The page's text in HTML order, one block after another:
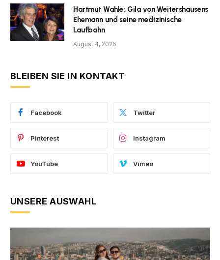
Hartmut Wahle: Gila von Weitershausens
Ehemann und seine medizinische
Laufbahn
August 4, 2026
BLEIBEN SIE IN KONTAKT
Facebook Twitter
Pinterest Instagram
YouTube Vimeo
UNSERE AUSWAHL